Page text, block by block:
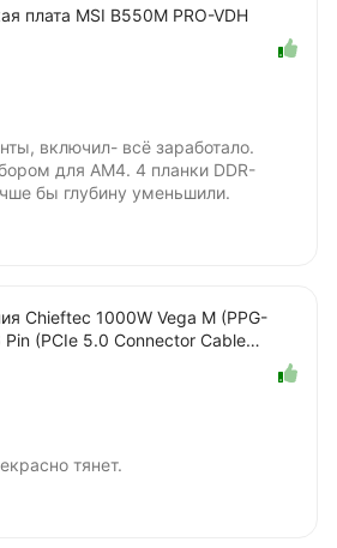
плата MSI B550M PRO-VDH
включил- всё заработало.
для AM4. 4 планки DDR-
бы глубину уменьшили.
Chieftec 1000W Vega M (PPG-
(PCIe 5.0 Connector Cable
тянет.